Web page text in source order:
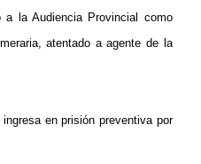
la Audiencia Provincial como
atentado a agente de la
en prisión preventiva por